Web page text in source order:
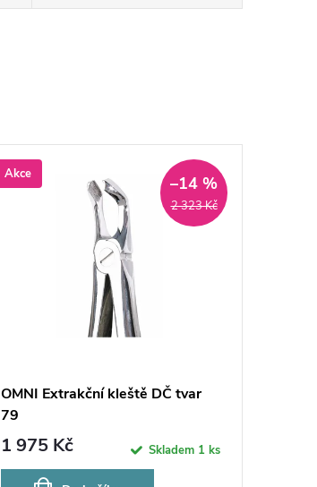
Akce
2 323 Kč
–14 %
OMNI Extrakční kleště DČ tvar
79
1 975 Kč Skladem 1 ks